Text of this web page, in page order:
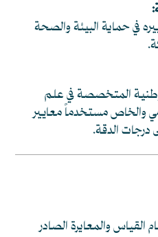
في حماية البيئة والصحة
المتخصصة في علم
والخاص مستخدماً معايير
درجات الدقة.
من نظام القياس والمعايرة الصادر